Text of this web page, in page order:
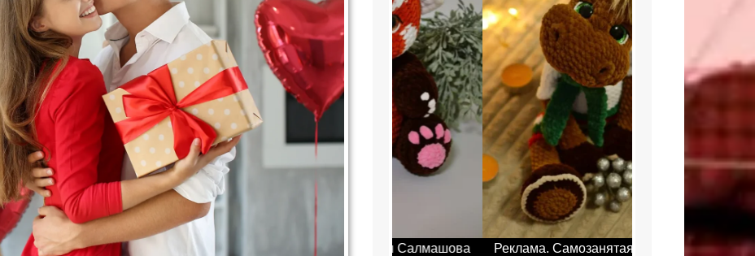
Реклама. Самозанятая Салмашова
Реклама. Самозанятая Салмашова
Реклама.